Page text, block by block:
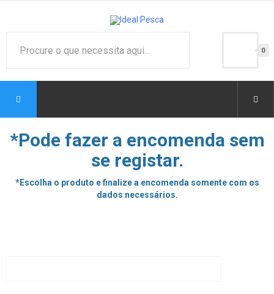
0
*Pode fazer a encomenda sem
se registar.
*Escolha o produto e finalize a encomenda somente com os
dados necessários.